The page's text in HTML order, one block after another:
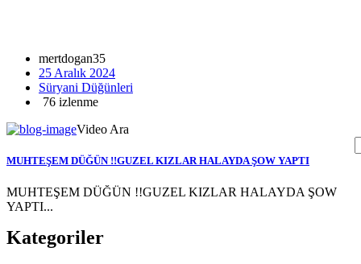
mertdogan35
25 Aralık 2024
Süryani Düğünleri
76 izlenme
MUHTEŞEM DÜĞÜN !!GUZEL KIZLAR HALAYDA ŞOW YAPTI
MUHTEŞEM DÜĞÜN !!GUZEL KIZLAR HALAYDA ŞOW
YAPTI...
Video Ara
Kategoriler